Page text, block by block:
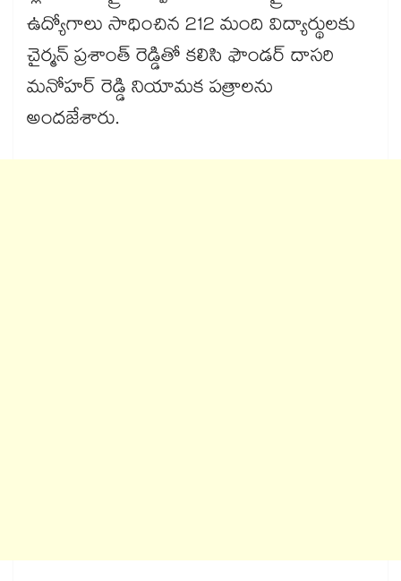
ఉద్యోగాలు సాధించిన 212 మంది విద్యార్థులకు
చైర్మన్ ప్రశాంత్ రెడ్డితో కలిసి ఫౌండర్ దాసరి
మనోహర్ రెడ్డి నియామక పత్రాలను
అందజేశారు.